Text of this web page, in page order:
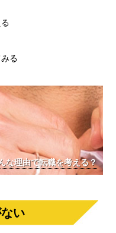
る
な理由で転職を考える？
い